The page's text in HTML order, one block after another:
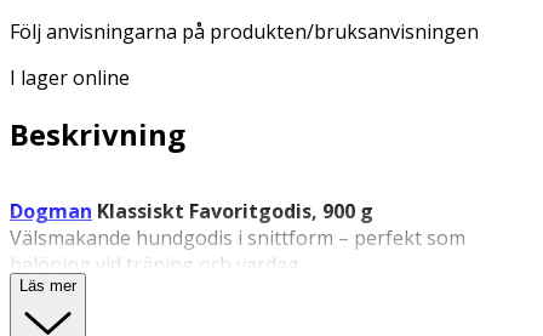
Följ anvisningarna på produkten/bruksanvisningen
I lager online
Beskrivning
Dogman Klassiskt Favoritgodis, 900 g
Välsmakande hundgodis i snittform – perfekt som
belöning vid träning och vardag.
Klassiskt Favoritgodis
Läs mer